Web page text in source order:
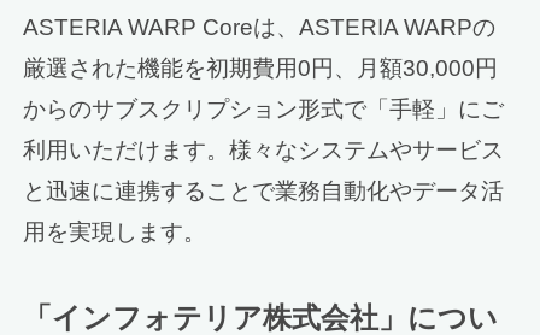
ASTERIA WARP Coreは、ASTERIA WARPの
厳選された機能を初期費用0円、月額30,000円
からのサブスクリプション形式で「手軽」にご
利用いただけます。様々なシステムやサービス
と迅速に連携することで業務自動化やデータ活
用を実現します。
「インフォテリア株式会社」につい